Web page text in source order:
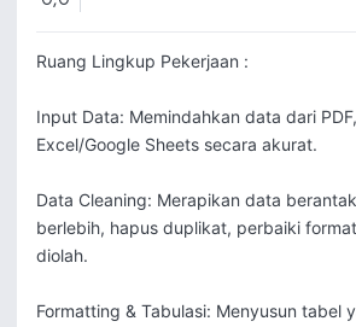
Ruang Lingkup Pekerjaan :
Input Data: Memindahkan data dari
Excel/Google Sheets secara akurat.
Data Cleaning: Merapikan data
berlebih, hapus duplikat, perbaiki
diolah.
Formatting & Tabulasi: Menyusun tabel